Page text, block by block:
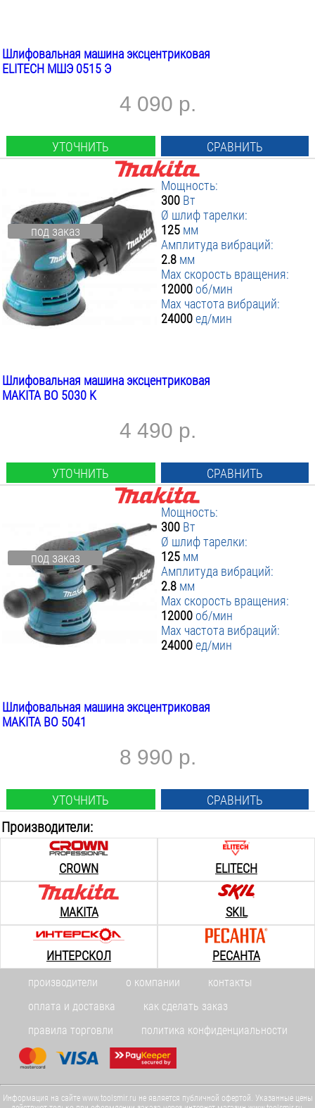
Шлифовальная машина эксцентриковая
ELITECH МШЭ 0515 Э
4 090 р.
УТОЧНИТЬ СРАВНИТЬ
под заказ
Мощность:
300 Вт
Ø шлиф тарелки:
125 мм
Амплитуда вибраций:
2.8 мм
Max скорость вращения:
12000 об/мин
Max частота вибраций:
24000ед/мин
Шлифовальная машина эксцентриковая
MAKITA BO 5030 K
4 490 р.
УТОЧНИТЬ СРАВНИТЬ
под заказ
Мощность:
300 Вт
Ø шлиф тарелки:
125 мм
Амплитуда вибраций:
2.8 мм
Max скорость вращения:
12000 об/мин
Max частота вибраций:
24000ед/мин
Шлифовальная машина эксцентриковая
MAKITA BO 5041
8 990 р.
УТОЧНИТЬ СРАВНИТЬ
Производители:
CROWN ELITECH
MAKITA SKIL
ИНТЕРСКОЛ РЕСАНТА
производители о компании
контакты
оплата и доставка
как сделать заказ
правила торговли
политика конфиденциальности
Информация на сайте www.toolsmir.ru не является публичной офертой. Указанные цены